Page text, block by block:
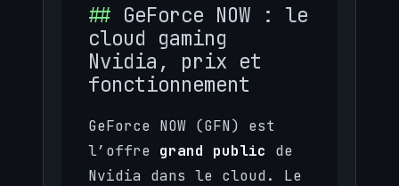
GeForce NOW : le
cloud gaming
Nvidia, prix et
fonctionnement
GeForce NOW (GFN) est
l’offre grand public de
Nvidia dans le cloud. Le